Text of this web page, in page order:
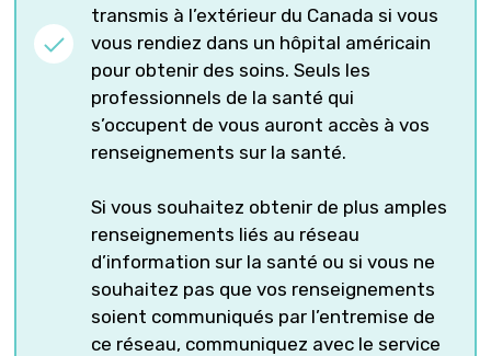
transmis à l’extérieur du Canada si vous
vous rendiez dans un hôpital américain
pour obtenir des soins. Seuls les
professionnels de la santé qui
s’occupent de vous auront accès à vos
renseignements sur la santé.
Si vous souhaitez obtenir de plus amples
renseignements liés au réseau
d’information sur la santé ou si vous ne
souhaitez pas que vos renseignements
soient communiqués par l’entremise de
ce réseau, communiquez avec le service